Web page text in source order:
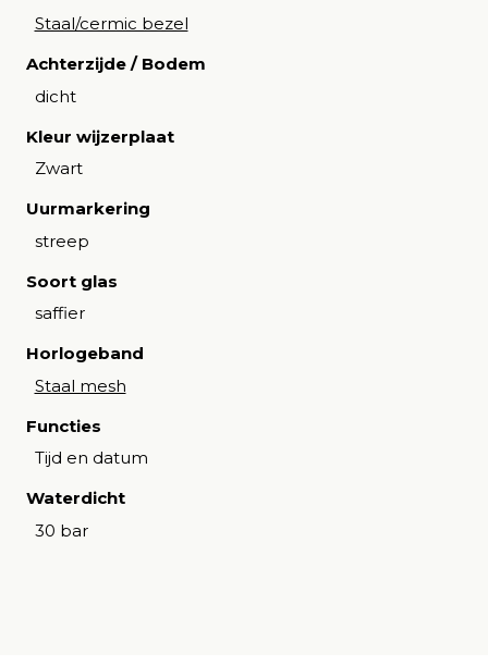
Staal/cermic bezel
Achterzijde / Bodem
dicht
Kleur wijzerplaat
Zwart
Uurmarkering
streep
Soort glas
saffier
Horlogeband
Staal mesh
Functies
Tijd en datum
Waterdicht
30 bar